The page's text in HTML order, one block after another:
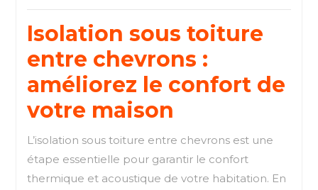
Isolation sous toiture
entre chevrons :
améliorez le confort de
votre maison
L’isolation sous toiture entre chevrons est une
étape essentielle pour garantir le confort
thermique et acoustique de votre habitation. En